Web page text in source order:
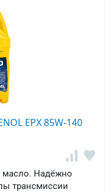
EPX 85W-140
масло. Надёжно
трансмиссии